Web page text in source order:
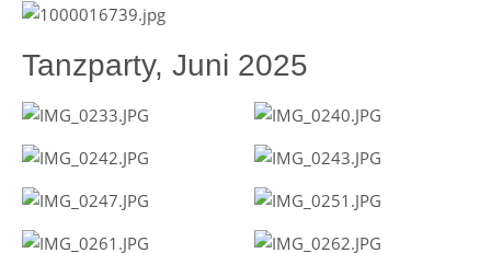
Tanzparty, Juni 2025